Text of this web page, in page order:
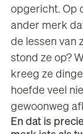
opgericht. Op
ander merk
de lessen van
stond ze op?
kreeg ze
hoefde veel
gewoonweg
En dat is